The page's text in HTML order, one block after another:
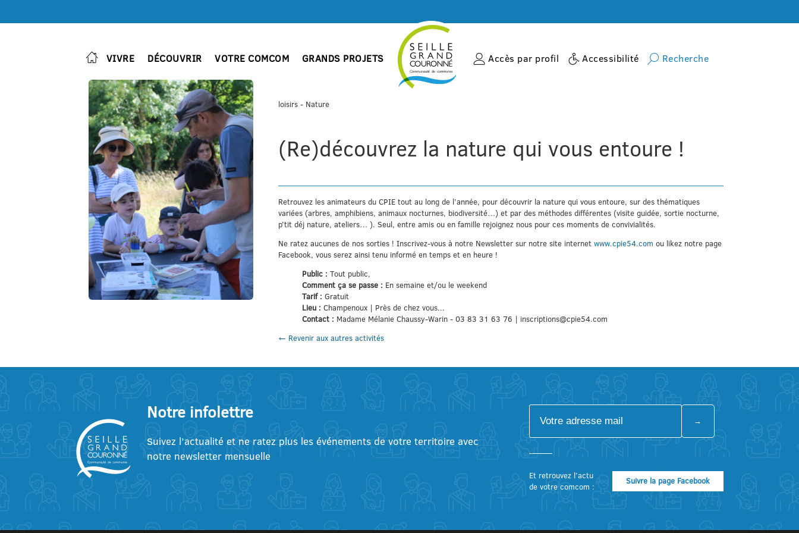
VIVRE DÉCOUVRIR VOTRE COMCOM GRANDS PROJETS Accès par profil Accessibilité Recherche
loisirs- Nature
(Re)découvrez la nature qui vous entoure !
Retrouvez les animateurs du CPIE tout au long de l’année, pour découvrir la nature qui vous entoure, sur des thématiques
variées (arbres, amphibiens, animaux nocturnes, biodiversité…) et par des méthodes différentes (visite guidée, sortie nocturne,
p’tit déj nature, ateliers… ). Seul, entre amis ou en famille rejoignez nous pour ces moments de convivialités.
Ne ratez aucunes de nos sorties ! Inscrivez-vous à notre Newsletter sur notre site internet www.cpie54.com ou likez notre page
Facebook, vous serez ainsi tenu informé en temps et en heure !
Public : Tout public,
Comment ça se passe : En semaine et/ou le weekend
Tarif : Gratuit
Lieu : Champenoux | Près de chez vous...
Contact : Madame Mélanie Chaussy-Warin - 03 83 31 63 76 | inscriptions@cpie54.com
← Revenir aux autres activités
Notre infolettre
Suivez l’actualité et ne ratez plus les événements de votre territoire avec
notre newsletter mensuelle
Et retrouvez l’actu
de votre comcom :
Suivre la page Facebook